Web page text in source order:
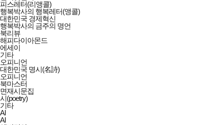
피스레터(리앵콜)
행복박사의 행복레터(앵콜)
대한민국 경제혁신
행복박사의 금주의 명언
북리뷰
해피다이아몬드
에세이
기타
오피니언
대한민국 명시(名詩)
오피니언
북마스터
면재시문집
시(poetry)
기타
AI
AI